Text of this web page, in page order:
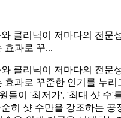
클리닉이 저마다의 전
효과로 꾸...
클리닉이 저마다의 전
과로 꾸준한 인기를 누
이 '최저가', '최대 샷
히 샷 수만을 강조하는 공